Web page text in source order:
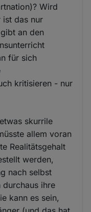
Wird
ist das nur
an den
für sich
kritisieren - nur
skurrile
allem voran
Realitätsgehalt
werden,
nach selbst
ihre
kann es sein,